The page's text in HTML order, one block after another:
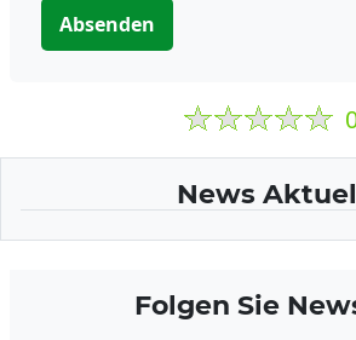
Absenden
News
Folgen Sie